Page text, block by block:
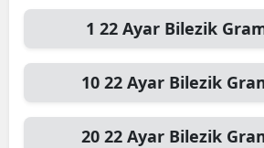
1 22 Ayar Bilezik
10 22 Ayar Bilezik
20 22 Ayar Bilezik